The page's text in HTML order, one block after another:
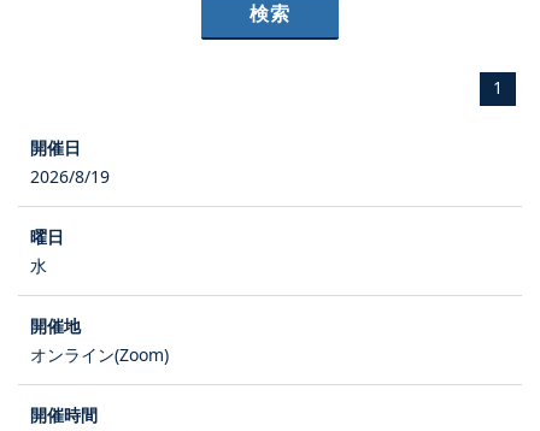
1
2026/8/19
水
オンライン(Zoom)